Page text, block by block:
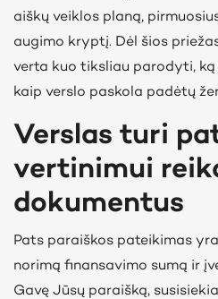
aiškų veiklos planą,
augimo kryptį. Dėl šios
verta kuo tiksliau parodyti,
kaip verslo paskola padėtų
Verslas turi
vertinimui
dokumentus
Pats paraiškos pateikimas
norimą finansavimo sumą ir
Gavę Jūsų paraišką,